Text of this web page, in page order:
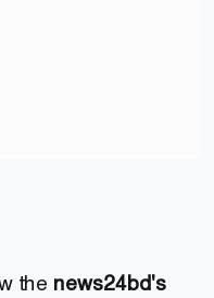
the news24bd's